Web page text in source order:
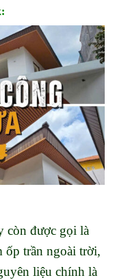
còn được gọi là
ốp trần ngoài trời,
liệu chính là